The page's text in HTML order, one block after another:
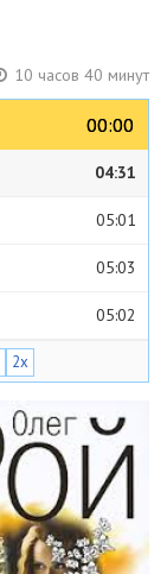
10 часов 40 минут
00:00
00:00
04:31
05:01
05:03
05:02
05:01
05:03
05:02
2x